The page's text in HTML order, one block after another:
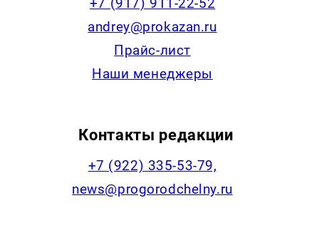
andrey@prokazan.ru
Прайс-лист
Наши менеджеры
Контакты редакции
+7 (922) 335-53-79,
news@progorodchelny.ru